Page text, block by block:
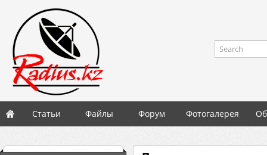
Search
Статьи Файлы Форум Фотогалерея